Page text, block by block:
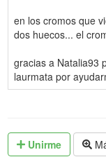
en los cromos que
dos huecos... el
gracias a Natalia93
laurmata por
Unirme